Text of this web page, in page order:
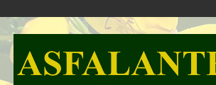
Skip
to
content